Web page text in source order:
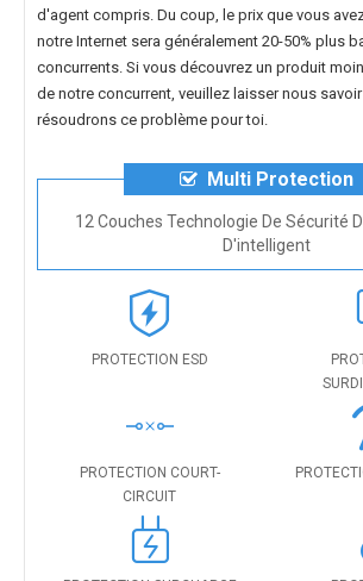
d'agent compris. Du coup, le prix que vous
notre Internet sera généralement 20-50% plus
concurrents. Si vous découvrez un produit
de notre concurrent, veuillez laisser nous
résoudrons ce problème pour toi.
Multi Protection
12 Couches Technologie De Sécurité
D'intelligent
PROTECTION ESD
PROTECTION COURT-
CIRCUIT